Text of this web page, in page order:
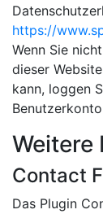
https://
Wenn Sie
dieser
kann, loggen
Weitere
Contact
Das Plugin